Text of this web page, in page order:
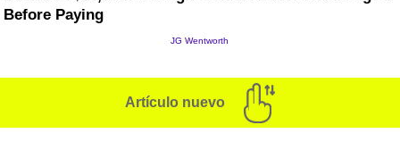
Artículo nuevo